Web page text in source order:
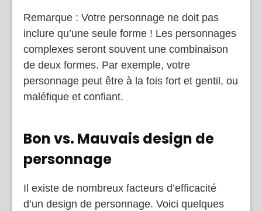
Remarque : Votre personnage ne doit pas
inclure qu’une seule forme ! Les personnages
complexes seront souvent une combinaison
de deux formes. Par exemple, votre
personnage peut être à la fois fort et gentil, ou
maléfique et confiant.
Bon vs. Mauvais design de
personnage
Il existe de nombreux facteurs d’efficacité
d’un design de personnage. Voici quelques